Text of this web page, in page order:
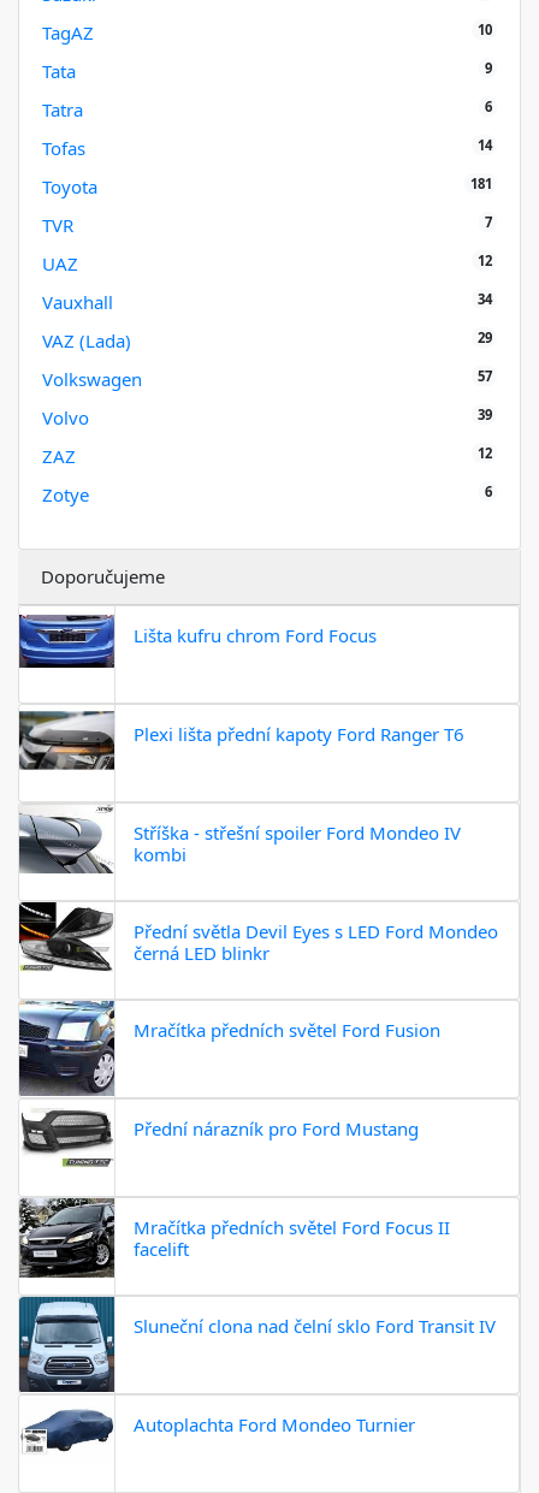
TagAZ 10
Tata 9
Tatra 6
Tofas 14
Toyota 181
TVR 7
UAZ 12
Vauxhall 34
VAZ (Lada) 29
Volkswagen 57
Volvo 39
ZAZ 12
Zotye 6
Doporučujeme
Lišta kufru chrom Ford Focus
Plexi lišta přední kapoty Ford Ranger T6
Stříška - střešní spoiler Ford Mondeo IV
kombi
Přední světla Devil Eyes s LED Ford Mondeo
černá LED blinkr
Mračítka předních světel Ford Fusion
Přední nárazník pro Ford Mustang
Mračítka předních světel Ford Focus II
facelift
Sluneční clona nad čelní sklo Ford Transit IV
Autoplachta Ford Mondeo Turnier